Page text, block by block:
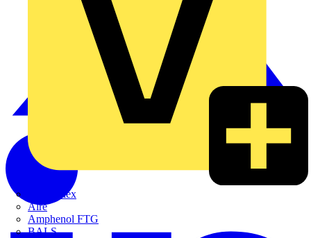
Adaptaflex
Alre
Amphenol FTG
BALS